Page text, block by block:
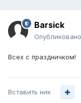
Barsick
Опубликовано
Всех с праздничком!
Вставить ник